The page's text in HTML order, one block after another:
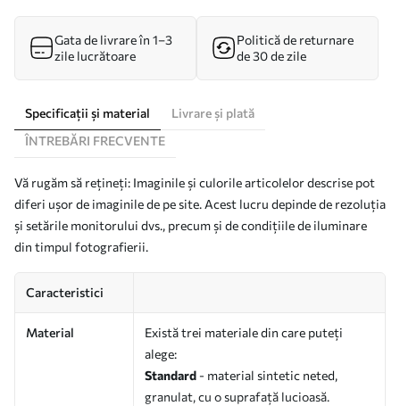
Gata de livrare în 1–3
zile lucrătoare
Politică de returnare
de 30 de zile
Specificații și material
Livrare și plată
ÎNTREBĂRI FRECVENTE
Vă rugăm să rețineți: Imaginile și culorile articolelor descrise pot
diferi ușor de imaginile de pe site. Acest lucru depinde de rezoluția
și setările monitorului dvs., precum și de condițiile de iluminare
din timpul fotografierii.
Caracteristici
Material
Există trei materiale din care puteți
alege:
Standard - material sintetic neted,
granulat, cu o suprafață lucioasă.